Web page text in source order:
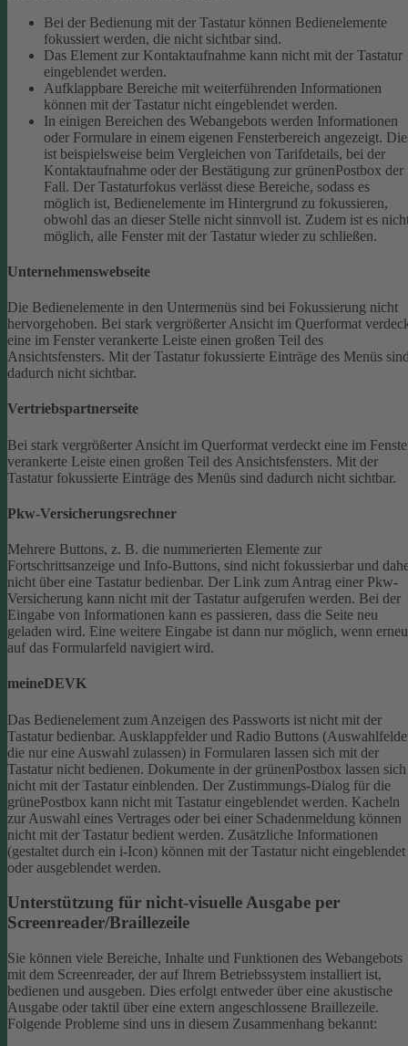
Bei der Bedienung mit der Tastatur können Bedienelemente
fokussiert werden, die nicht sichtbar sind.
Das Element zur Kontaktaufnahme kann nicht mit der Tastatur
eingeblendet werden.
Aufklappbare Bereiche mit weiterführenden Informationen
können mit der Tastatur nicht eingeblendet werden.
In einigen Bereichen des Webangebots werden Informationen
oder Formulare in einem eigenen Fensterbereich angezeigt.
ist beispielsweise beim Vergleichen von Tarifdetails, bei der
Kontaktaufnahme oder der Bestätigung zur grünenPostbox der
Fall. Der Tastaturfokus verlässt diese Bereiche, sodass es
möglich ist, Bedienelemente im Hintergrund zu fokussieren,
obwohl das an dieser Stelle nicht sinnvoll ist. Zudem ist es
möglich, alle Fenster mit der Tastatur wieder zu schließen.
Unternehmenswebseite
Die Bedienelemente in den Untermenüs sind bei Fokussierung nicht
hervorgehoben. Bei stark vergrößerter Ansicht im Querformat
eine im Fenster verankerte Leiste einen großen Teil des
Ansichtsfensters. Mit der Tastatur fokussierte Einträge des Menüs
dadurch nicht sichtbar.
Vertriebspartnerseite
Bei stark vergrößerter Ansicht im Querformat verdeckt eine im
verankerte Leiste einen großen Teil des Ansichtsfensters. Mit der
Tastatur fokussierte Einträge des Menüs sind dadurch nicht sichtbar.
Pkw-Versicherungsrechner
Mehrere Buttons, z. B. die nummerierten Elemente zur
Fortschrittsanzeige und Info-Buttons, sind nicht fokussierbar und
nicht über eine Tastatur bedienbar. Der Link zum Antrag einer Pkw-
Versicherung kann nicht mit der Tastatur aufgerufen werden. Bei der
Eingabe von Informationen kann es passieren, dass die Seite neu
geladen wird. Eine weitere Eingabe ist dann nur möglich, wenn
auf das Formularfeld navigiert wird.
meineDEVK
Das Bedienelement zum Anzeigen des Passworts ist nicht mit der
Tastatur bedienbar. Ausklappfelder und Radio Buttons
die nur eine Auswahl zulassen) in Formularen lassen sich mit der
Tastatur nicht bedienen. Dokumente in der grünenPostbox lassen sich
nicht mit der Tastatur einblenden. Der Zustimmungs-Dialog für die
grünePostbox kann nicht mit Tastatur eingeblendet werden. Kacheln
zur Auswahl eines Vertrages oder bei einer Schadenmeldung können
nicht mit der Tastatur bedient werden. Zusätzliche Informationen
(gestaltet durch ein i-Icon) können mit der Tastatur nicht eingeblendet
oder ausgeblendet werden.
Unterstützung für nicht-visuelle Ausgabe per
Screenreader/Braillezeile
Sie können viele Bereiche, Inhalte und Funktionen des Webangebots
mit dem Screenreader, der auf Ihrem Betriebssystem installiert ist,
bedienen und ausgeben. Dies erfolgt entweder über eine akustische
Ausgabe oder taktil über eine extern angeschlossene Braillezeile.
Folgende Probleme sind uns in diesem Zusammenhang bekannt: